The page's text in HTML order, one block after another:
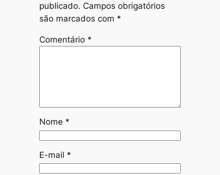
publicado. Campos obrigatórios
são marcados com *
Comentário *
Nome *
E-mail *